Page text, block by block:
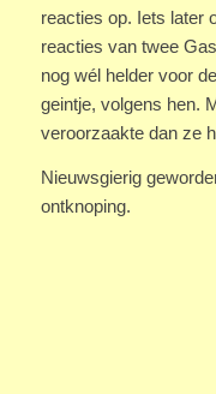
reacties op. Iets later
reacties van twee
nog wél helder voor
geintje, volgens hen.
veroorzaakte dan ze
Nieuwsgierig
ontknoping.